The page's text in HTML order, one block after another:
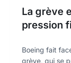
La grève
pression
Boeing fait
grève, qui se